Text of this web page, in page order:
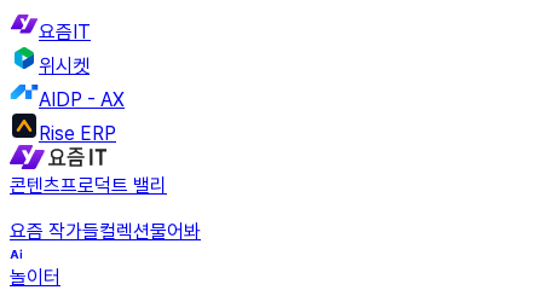
요즘IT
위시켓
AIDP - AX
Rise ERP
콘텐츠프로덕트 밸리
요즘 작가들컬렉션물어봐
놀이터